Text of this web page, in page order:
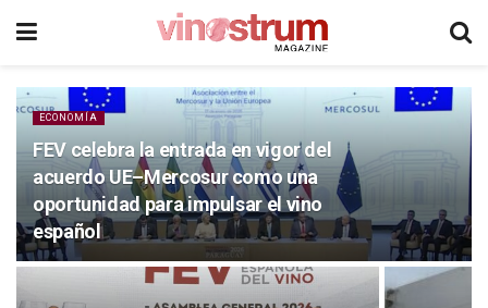
ECONOMÍA
FEV celebra la entrada en vigor del
acuerdo UE–Mercosur como una
oportunidad para impulsar el vino
español